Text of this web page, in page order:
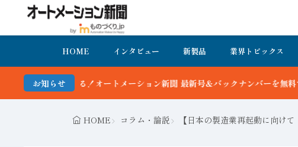
HOME インタビュー 新製品 業界トピックス
お知らせ
メーション新聞 最新号＆バックナンバーを無料で公開中 詳細はこちら
HOME コラム・論説 【日本の製造業再起動に向け